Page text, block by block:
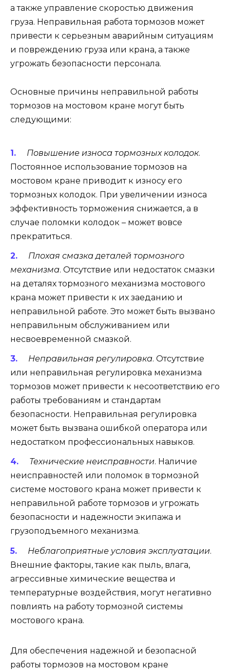
а также управление скоростью движения
груза. Неправильная работа тормозов может
привести к серьезным аварийным ситуациям
и повреждению груза или крана, а также
угрожать безопасности персонала.
Основные причины неправильной работы
тормозов на мостовом кране могут быть
следующими:
Повышение износа тормозных колодок.
Постоянное использование тормозов на
мостовом кране приводит к износу его
тормозных колодок. При увеличении износа
эффективность торможения снижается, а в
случае поломки колодок – может вовсе
прекратиться.
Плохая смазка деталей тормозного
механизма. Отсутствие или недостаток смазки
на деталях тормозного механизма мостового
крана может привести к их заеданию и
неправильной работе. Это может быть вызвано
неправильным обслуживанием или
несвоевременной смазкой.
Неправильная регулировка. Отсутствие
или неправильная регулировка механизма
тормозов может привести к несоответствию его
работы требованиям и стандартам
безопасности. Неправильная регулировка
может быть вызвана ошибкой оператора или
недостатком профессиональных навыков.
Технические неисправности. Наличие
неисправностей или поломок в тормозной
системе мостового крана может привести к
неправильной работе тормозов и угрожать
безопасности и надежности экипажа и
грузоподъемного механизма.
Неблагоприятные условия эксплуатации.
Внешние факторы, такие как пыль, влага,
агрессивные химические вещества и
температурные воздействия, могут негативно
повлиять на работу тормозной системы
мостового крана.
Для обеспечения надежной и безопасной
работы тормозов на мостовом кране